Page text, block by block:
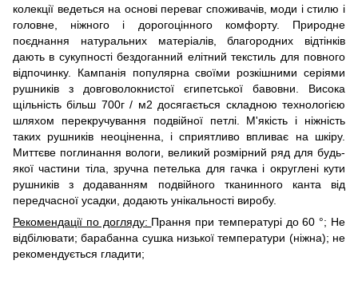
колекції ведеться на основі переваг споживачів, моди і стилю і
головне, ніжного і дорогоцінного комфорту. Природне
поєднання натуральних матеріалів, благородних відтінків
дають в сукупності бездоганний елітний текстиль для повного
відпочинку. Кампанія популярна своїми розкішними серіями
рушників з довговолокнистої єгипетської бавовни. Висока
щільність більш 700г / м2 досягається складною технологією
шляхом перекручування подвійної петлі. М'якість і ніжність
таких рушників неоціненна, і сприятливо впливає на шкіру.
Миттєве поглинання вологи, великий розмірний ряд для будь-
якої частини тіла, зручна петелька для гачка і округлені кути
рушників з додаванням подвійного тканинного канта від
передчасної усадки, додають унікальності виробу.
Рекомендації по догляду: Прання при температурі до 60 °; Не
відбілювати; барабанна сушка низької температури (ніжна); не
рекомендується гладити;